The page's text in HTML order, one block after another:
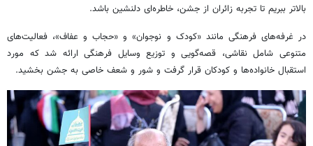
بالاتر ببریم تا تجربه زائران از جشن، خاطره‌ای دلنشین باشد.
در غرفه‌های فرهنگی مانند «کودک و نوجوان» و «حجاب و عفاف»، فعالیت‌های
متنوعی شامل نقاشی، قصه‌گویی و توزیع وسایل فرهنگی ارائه شد که مورد
استقبال خانواده‌ها و کودکان قرار گرفت و شور و شعف خاصی به جشن بخشید.